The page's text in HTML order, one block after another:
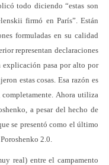
todo diciendo “estas son
firmó en París”. Están
formuladas en su calidad
representan declaraciones
explicación pasa por alto por
estas cosas. Esa razón es
Ahora utiliza
a pesar del hecho de
se presentó como el último
2.0.
real) entre el campamento